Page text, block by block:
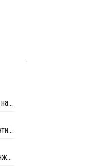
Borouge снизила выручку в первом полугодии на 5%
Удмуртский производитель вспененного полиэтилена нарастит выпуск на 15%
SABIC закрыла сделку по продаже бизнеса инженерных пластиков компании Mutares за USD450 млн